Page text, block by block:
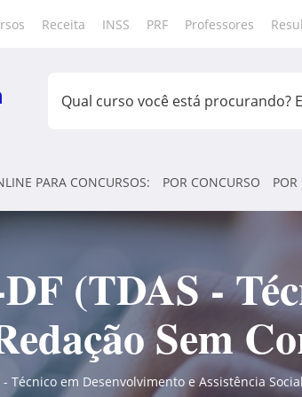
Receita INSS PRF Professores
PARA CONCURSOS: POR CONCURSO POR
(TDAS -
Sem
- Técnico em Desenvolvimento e Assistência